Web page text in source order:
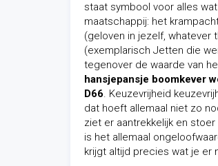
staat symbool voor alles
maatschappij: het
(geloven in jezelf, whatever
(exemplarisch Jetten die
tegenover de waarde van
hansjepansje boomkever
D66. Keuzevrijheid
dat hoeft allemaal niet zo
ziet er aantrekkelijk en
is het allemaal
krijgt altijd precies wat je er